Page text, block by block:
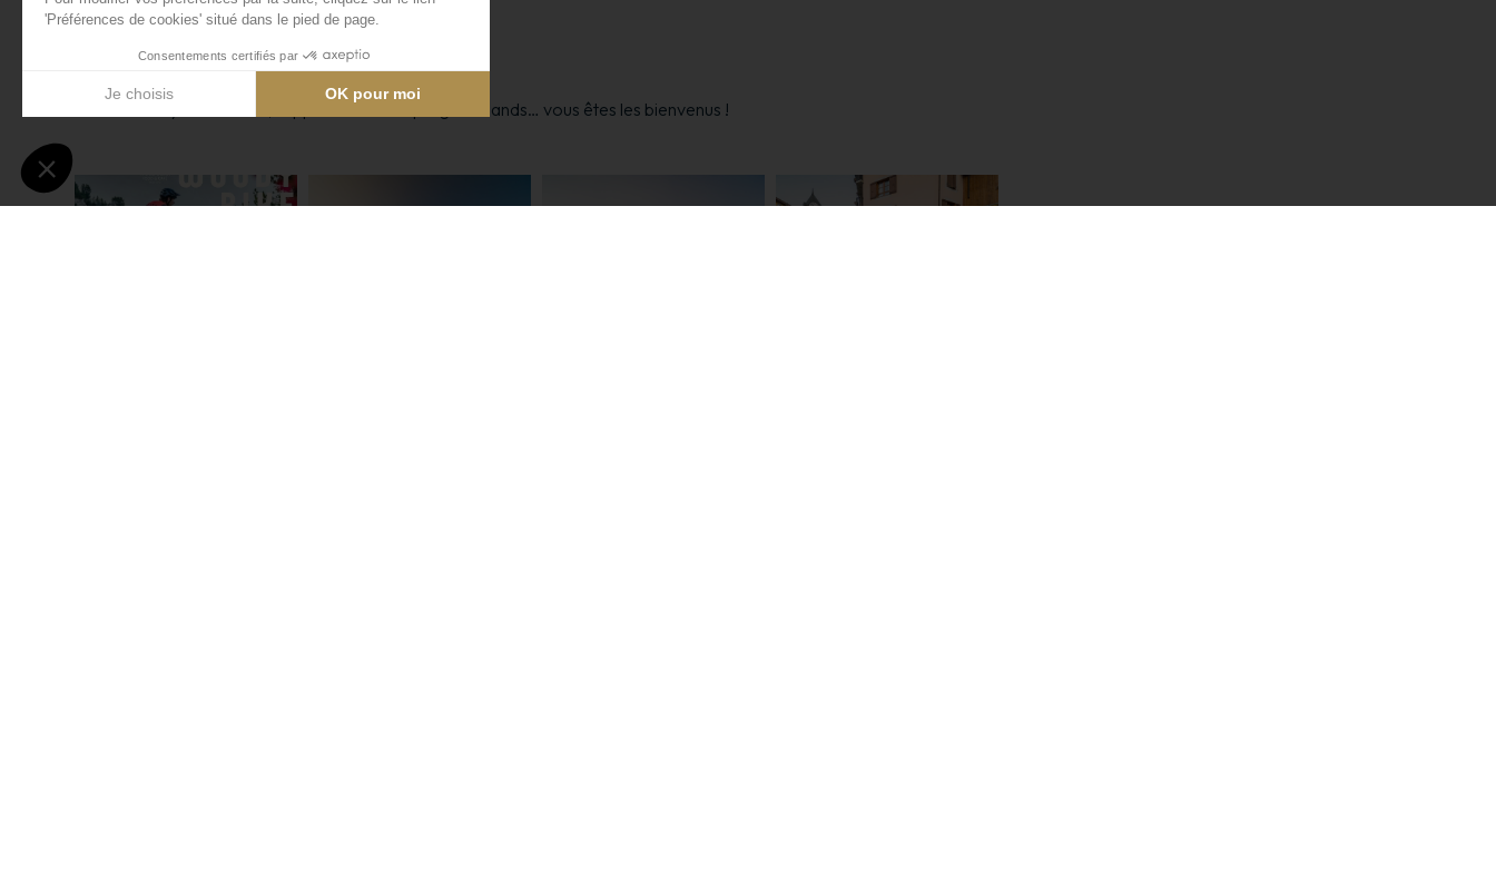
Inscriptions :
Enfants : directement au bureau d’Evolution 2
Adultes : sur place à partir de 18h
Que vous soyez coureurs, supporters ou simple gourmands… vous êtes les bienvenus !